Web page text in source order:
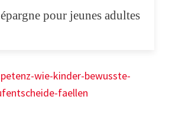
pour jeunes adultes